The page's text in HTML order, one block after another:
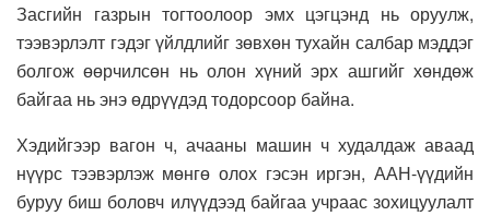
Засгийн газрын тогтоолоор эмх цэгцэнд нь оруулж,
тээвэрлэлт гэдэг үйлдлийг зөвхөн тухайн салбар мэддэг
болгож өөрчилсөн нь олон хүний эрх ашгийг хөндөж
байгаа нь энэ өдрүүдэд тодорсоор байна.
Хэдийгээр вагон ч, ачааны машин ч худалдаж аваад
нүүрс тээвэрлэж мөнгө олох гэсэн иргэн, ААН-үүдийн
буруу биш боловч илүүдээд байгаа учраас зохицуулалт